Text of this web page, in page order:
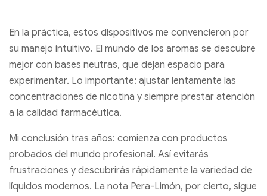
En la práctica, estos dispositivos me convencieron por
su manejo intuitivo. El mundo de los aromas se descubre
mejor con bases neutras, que dejan espacio para
experimentar. Lo importante: ajustar lentamente las
concentraciones de nicotina y siempre prestar atención
a la calidad farmacéutica.
Mi conclusión tras años: comienza con productos
probados del mundo profesional. Así evitarás
frustraciones y descubrirás rápidamente la variedad de
líquidos modernos. La nota Pera-Limón, por cierto, sigue